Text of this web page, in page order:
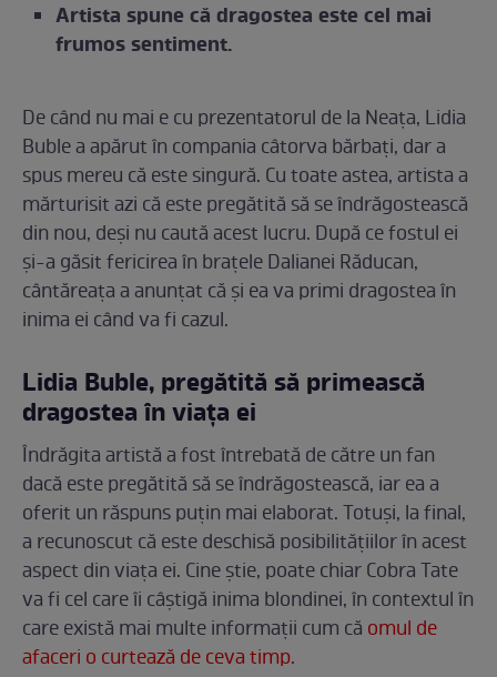
Artista spune că dragostea este cel mai
frumos sentiment.
De când nu mai e cu prezentatorul de la Neața, Lidia
Buble a apărut în compania câtorva bărbați, dar a
spus mereu că este singură. Cu toate astea, artista a
mărturisit azi că este pregătită să se îndrăgostească
din nou, deși nu caută acest lucru. După ce fostul ei
și-a găsit fericirea în brațele Dalianei Răducan,
cântăreața a anunțat că și ea va primi dragostea în
inima ei când va fi cazul.
Lidia Buble, pregătită să primească
dragostea în viața ei
Îndrăgita artistă a fost întrebată de către un fan
dacă este pregătită să se îndrăgostească, iar ea a
oferit un răspuns puțin mai elaborat. Totuși, la final,
a recunoscut că este deschisă posibilitățiilor în acest
aspect din viața ei. Cine știe, poate chiar Cobra Tate
va fi cel care îi câștigă inima blondinei, în contextul în
care există mai multe informații cum că omul de
afaceri o curtează de ceva timp.